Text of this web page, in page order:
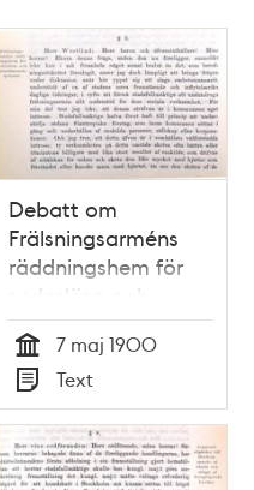
Debatt om
Frälsningsarméns
räddningshem för
sedeslösa och
prostituerade
kvinnor 7 maj 1900
- stadsfullmäktige
Tid
7 maj 1900
Typ
Text